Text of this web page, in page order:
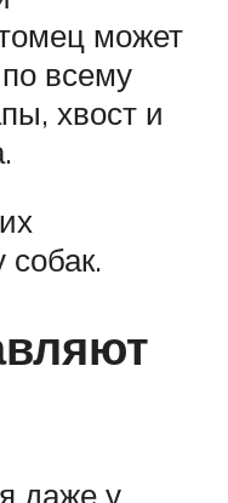
может
всему
хвост и
даже у